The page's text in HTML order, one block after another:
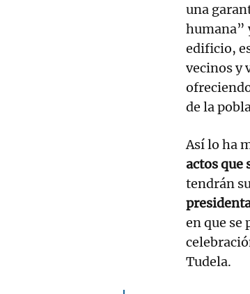
una
humana”
edificio,
vecinos y
de la
Así lo ha
actos que
tendrán
en que se
Tudela.